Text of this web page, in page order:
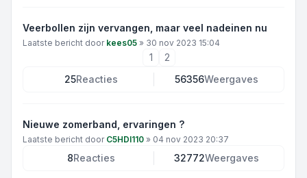
Veerbollen zijn vervangen, maar veel nadeinen nu
Laatste bericht door kees05 » 30 nov 2023 15:04
1
2
25Reacties 56356Weergaves
Nieuwe zomerband, ervaringen ?
Laatste bericht door C5HDI110 » 04 nov 2023 20:37
8Reacties 32772Weergaves